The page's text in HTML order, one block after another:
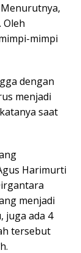
Oleh
mimpi
dengan
menjadi
saat
Harimurti
menjadi
juga ada 4
tersebut